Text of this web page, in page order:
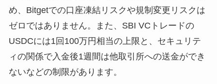
め、Bitgetでの口座凍結リスクや規制変更リスクは
ゼロではありません。また、SBI VCトレードの
USDCには1回100万円相当の上限と、セキュリテ
ィの関係で入金後1週間は他取引所への送金ができ
ないなどの制限があります。